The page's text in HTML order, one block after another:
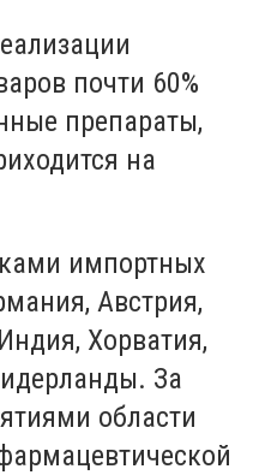
почти 60%
препараты,
на
импортных
Австрия,
Хорватия,
За
области